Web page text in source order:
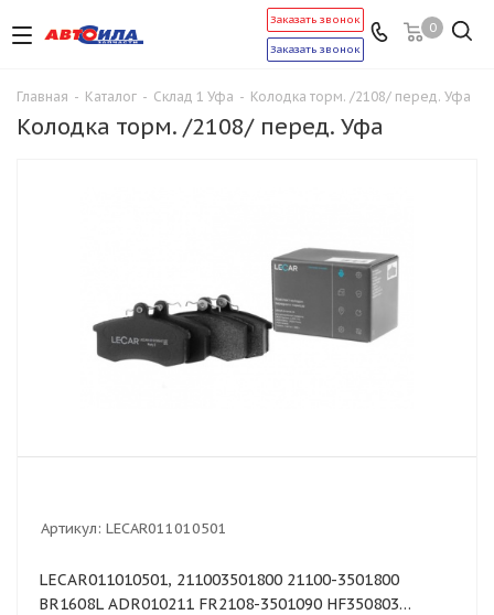
0
Заказать звонок
Заказать звонок
Главная - Каталог - Склад 1 Уфа - Колодка торм. /2108/ перед. Уфа
Колодка торм. /2108/ перед. Уфа
Артикул: LECAR011010501
LECAR011010501, 211003501800 21100-3501800
BR1608L ADR010211 FR2108-3501090 HF350803